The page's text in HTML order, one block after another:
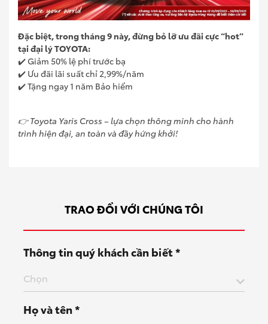
Đặc biệt, trong tháng 9 này, đừng bỏ lỡ ưu đãi cực “hot”
tại đại lý TOYOTA:
✔️ Giảm 50% lệ phí trước bạ
✔️ Ưu đãi lãi suất chỉ 2,99%/năm
✔️ Tặng ngay 1 năm Bảo hiểm
👉 Toyota Yaris Cross – lựa chọn thông minh cho hành
trình hiện đại, an toàn và đầy hứng khởi!
TRAO ĐỔI VỚI CHÚNG TÔI
Thông tin quý khách cần biết *
Chọn
Họ và tên *